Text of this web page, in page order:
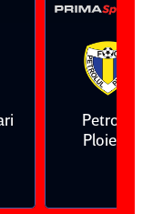
Petrolul
Ploieşti